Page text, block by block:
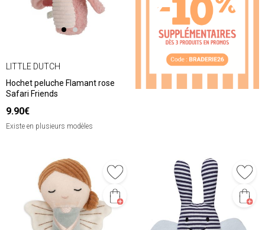
LITTLE DUTCH
Hochet peluche Flamant rose
Safari Friends
9.90€
Existe en plusieurs modèles
❮ ❯